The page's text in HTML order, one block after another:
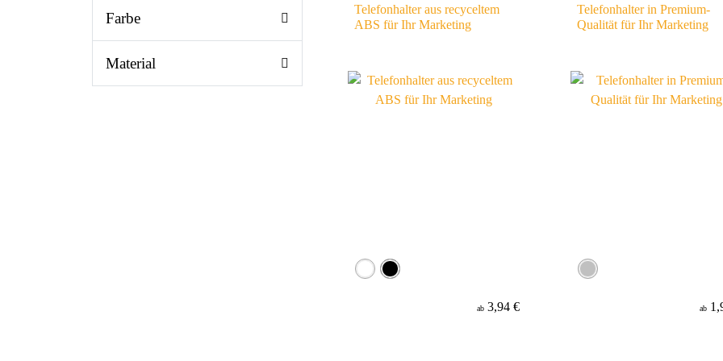
Farbe
Material
Telefonhalter aus recyceltem
ABS für Ihr Marketing
ab 3,94 €
Telefonhalter in Premium-
Qualität für Ihr Marketing
ab